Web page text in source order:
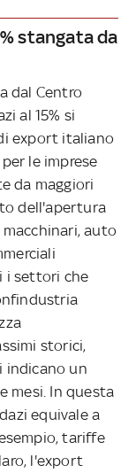
stangata da
dal Centro
al 15% si
export italiano
le imprese
da maggiori
dell'apertura
auto
i settori che
storici,
indicano un
mesi. In questa
equivale a
tariffe
l'export